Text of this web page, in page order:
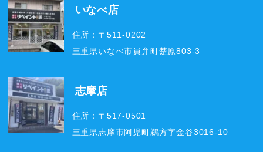
いなべ店
住所：〒511-0202
三重県いなべ市員弁町楚原803-3
志摩店
住所：〒517-0501
三重県志摩市阿児町鵜方字金谷3016-10